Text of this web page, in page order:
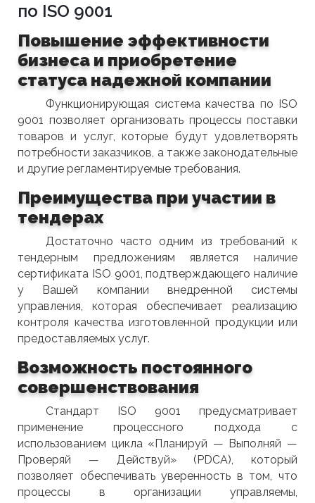
по ISO 9001
Повышение эффективности
бизнеса и приобретение
статуса надежной компании
Функционирующая система качества по ISO
9001 позволяет организовать процессы поставки
товаров и услуг, которые будут удовлетворять
потребности заказчиков, а также законодательные
и другие регламентируемые требования.
Преимущества при участии в
тендерах
Достаточно часто одним из требований к
тендерным предложениям является наличие
сертификата ISO 9001, подтверждающего наличие
у Вашей компании внедренной системы
управления, которая обеспечивает реализацию
контроля качества изготовленной продукции или
предоставляемых услуг.
Возможность постоянного
совершенствования
Стандарт ISO 9001 предусматривает
применение процессного подхода с
использованием цикла «Планируй — Выполняй —
Проверяй — Действуй» (PDCA), который
позволяет обеспечивать уверенность в том, что
процессы в организации управляемы,